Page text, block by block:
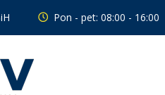
Pon - pet: 08:00 - 16:00